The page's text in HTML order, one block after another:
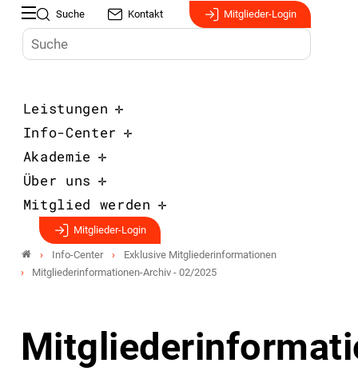
Suche Kontakt Mitglieder-Login
Leistungen
Info-Center
Akademie
Über uns
Mitglied werden
Mitglieder-Login
Info-Center
Exklusive Mitgliederinformationen
Mitgliederinformationen-Archiv - 02/2025